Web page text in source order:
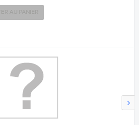
›
AU PANIER